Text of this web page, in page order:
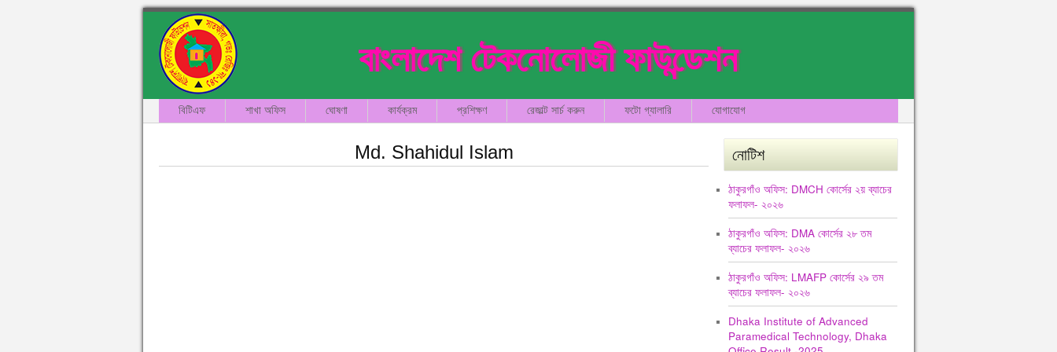
বাংলাদেশ টেকনোলোজী ফাউন্ডেশন
বিটিএফ শাখা অফিস ঘোষণা কার্যক্রম প্রশিক্ষণ রেজাল্ট সার্চ করুন ফটো গ্যালারি যোগাযোগ
Md. Shahidul Islam নোটিশ
ঠাকুরগাঁও অফিস: DMCH কোর্সের ২য় ব্যাচের
ফলাফল- ২০২৬
ঠাকুরগাঁও অফিস: DMA কোর্সের ২৮ তম
ব্যাচের ফলাফল- ২০২৬
ঠাকুরগাঁও অফিস: LMAFP কোর্সের ২৯ তম
ব্যাচের ফলাফল- ২০২৬
Dhaka Institute of Advanced
Paramedical Technology, Dhaka